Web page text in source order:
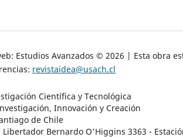
Estudios Avanzados © 2026 | Esta obra
revistaidea@usach.cl
Científica y Tecnológica
Innovación y Creación
de Chile
Libertador Bernardo O'Higgins 3363 -